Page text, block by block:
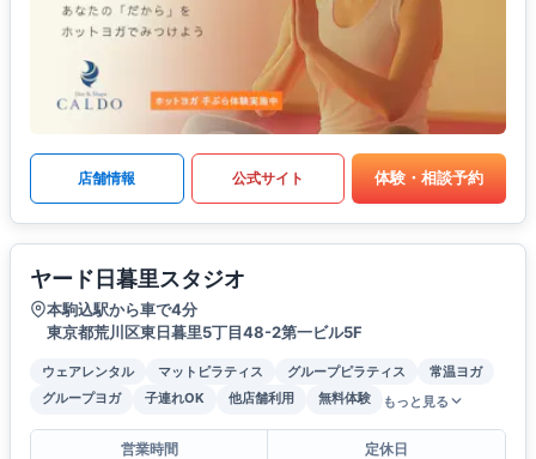
店舗情報 公式サイト 体験・相談予約
ヤード日暮里スタジオ
本駒込駅から車で4分
東京都荒川区東日暮里5丁目48-2第一ビル5F
ウェアレンタル マットピラティス グループピラティス
常温ヨガ
グループヨガ
子連れOK 他店舗利用 無料体験 もっと見る
営業時間
定休日